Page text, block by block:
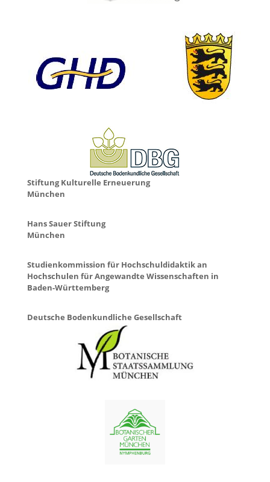
Stiftung Kulturelle Erneuerung
München
Hans Sauer Stiftung
München
Studienkommission für Hochschuldidaktik an
Hochschulen für Angewandte Wissenschaften in
Baden-Württemberg
Deutsche Bodenkundliche Gesellschaft